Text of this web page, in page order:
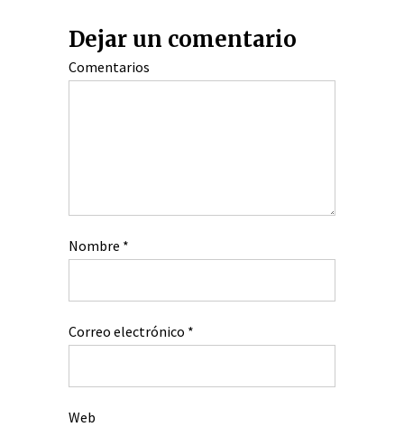
Dejar un comentario
Comentarios
Nombre *
Correo electrónico *
Web